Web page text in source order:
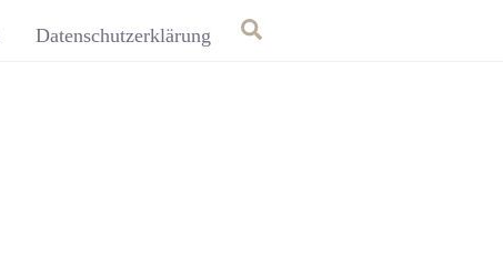
Datenschutzerklärung